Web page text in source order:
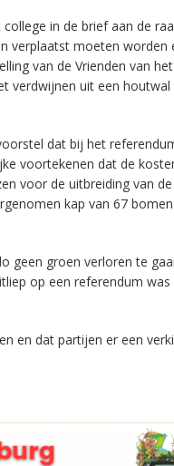
in de brief aan de
verplaatst moeten worden
van de Vrienden van
uit een houtwal
dat bij het
voortekenen dat de
voor de uitbreiding van
kap van 67
geen groen verloren te
op een referendum
en dat partijen er een